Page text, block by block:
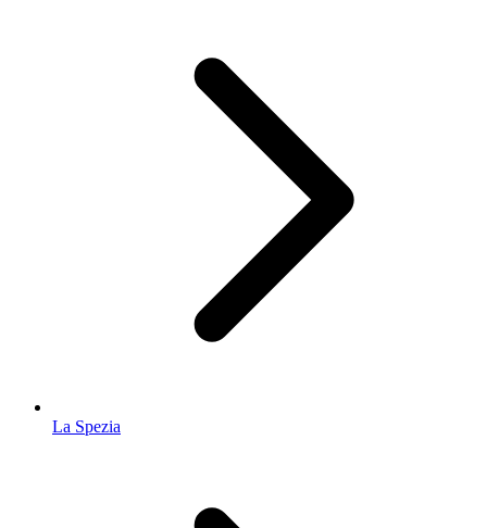
La Spezia